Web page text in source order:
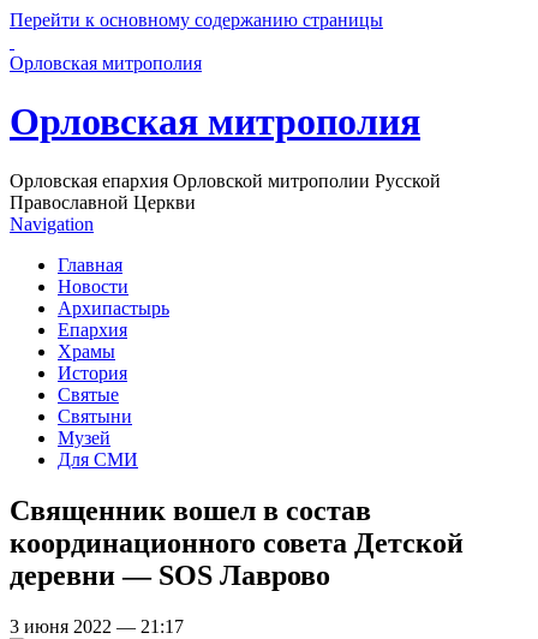
Перейти к основному содержанию страницы
Орловская митрополия
Орловская митрополия
Орловская епархия Орловской митрополии Русской
Православной Церкви
Navigation
Главная
Новости
Архипастырь
Епархия
Храмы
История
Святые
Святыни
Музей
Для СМИ
Священник вошел в состав
координационного совета Детской
деревни — SOS Лаврово
3 июня 2022 — 21:17